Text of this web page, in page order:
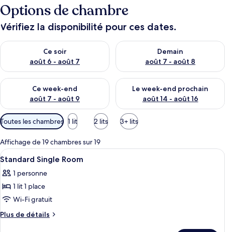
Options de chambre
Vérifiez la disponibilité pour ces dates.
Ce soir
août 6 - août 7
Vérifier la disponibilité pour ce soir août 6 - août 7
Demain
août 7 - août 8
Vérifier la disponibilité pour
Ce week-end
août 7 - août 9
Vérifier la disponibilité pour ce week-end août 7 - août 9
Le week-end prochain
août 14 - août 16
Vérifier la disponibilité pour
Filtres
disponibles
pour
les
chambres
Toutes les chambres 1 lit 2 lits 3+ lits
Affichage de 19 chambres sur 19
Afficher
toutes
les
photos
pour
ce
Literie de qualité supérieure, couette
1
Standard Single Room
1 personne
1 lit 1 place
Wi-Fi gratuit
Plus de détails
Plus